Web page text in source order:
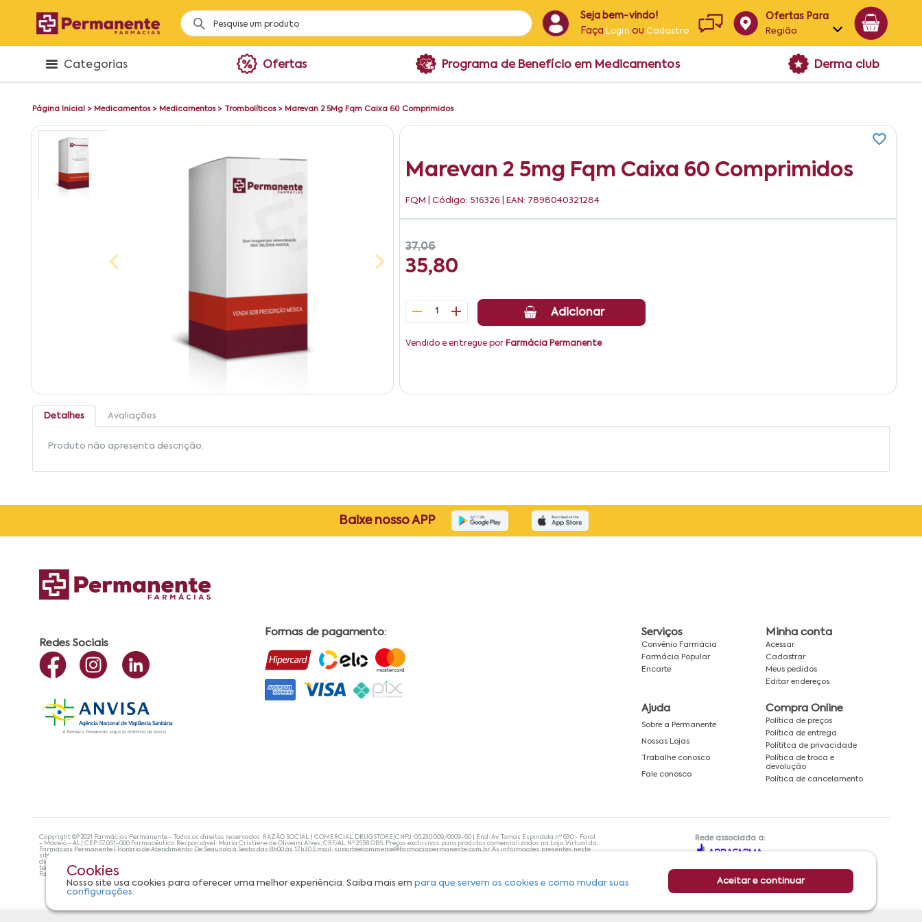
Seja bem-vindo!
Faça Login ouCadastro
Ofertas Para
Região
Alagoas
Categorias Ofertas Programa de Benefício em Medicamentos Derma club
Página Inicial > Medicamentos> Medicamentos> Trombolíticos> Marevan 2 5Mg Fqm Caixa 60 Comprimidos
Marevan 2 5mg Fqm Caixa 60 Comprimidos
FQM | Código: 516326 | EAN: 7898040321284
37,06
35,80
1 Adicionar
Vendido e entregue por Farmácia Permanente
Detalhes Avaliações
Produto não apresenta descrição.
Cookies
Nosso site usa cookies para oferecer uma melhor experiência. Saiba mais empara que servem os cookies e como mudar suas
configurações.
Aceitar e continuar
Baixe nosso APP
Redes Sociais
Formas de pagamento: Serviços
Convênio Farmácia
Farmácia Popular
Encarte
Minha conta
Acessar
Cadastrar
Meus pedidos
Editar endereços
Ajuda
Sobre a Permanente
Nossas Lojas
Trabalhe conosco
Fale conosco
Compra Online
Política de preços
Política de entrega
Polítitca de privacidade
Política de troca e
devolução
Política de cancelamento
Copyright ©? 2021 Farmácias Permanente - Todos os direitos reservados. RAZÃO SOCIAL | COMERCIAL DRUGSTORE|CNPJ: 05.230.009/0009-60 | End: Av. Tomas Espindola nº 630 - Farol
- Maceió - AL| CEP:57.051-000 Farmacêutica Responsável: Maria Cristiene de Oliveira Alves, CRF/AL Nº 2558 OBS: Preços exclusivos para produtos comercializados na Loja Virtual da
Farmácias Permanente | Horário de Atendimento: De Segunda à Sexta das 8h00 às 17h30 Email: suporteecommerce@farmaciapermanente.com.br. As informações presentes neste
site não devem ser utilizadas para automedicação e, de forma alguma, substituem as orientações de um profissional da área médica. Apenas o médico está capacitado para
diagnosticar problemas de saúde e prescrever o tratamento adequado. Se os sintomas persistirem, um médico deve ser consultado. A Farmácia Permanente trabalha com as
tecnologias mais avançadas de proteção de dados, para que você possa realizar suas compras com tranquilidade. A privacidade e a segurança dos clientes são compromissos da
Farmácias Permanente. Todos os pedidos efetuados estão sujeitos à confirmação da disponibilidade de produto em nosso estoque.
Rede associada a: